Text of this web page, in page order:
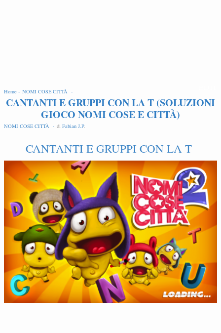
Home - NOMI COSE CITTÀ -
CANTANTI E GRUPPI CON LA T (SOLUZIONI
GIOCO NOMI COSE E CITTÀ)
NOMI COSE CITTÀ - di Fabian J.P.
CANTANTI E GRUPPI CON LA T